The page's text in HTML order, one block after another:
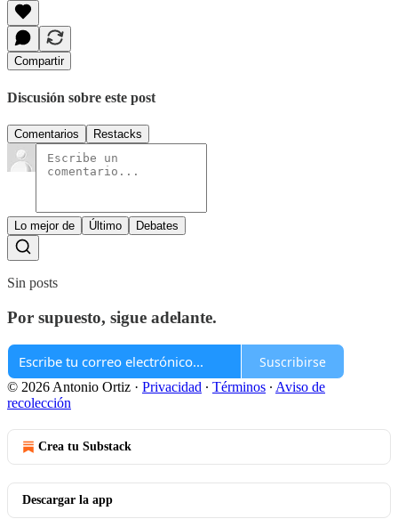
Compartir
Discusión sobre este post
Comentarios Restacks
Lo mejor de Último Debates
Sin posts
Por supuesto, sigue adelante.
Suscribirse
© 2026 Antonio Ortiz · Privacidad ∙ Términos ∙ Aviso de
recolección
Crea tu Substack
Descargar la app